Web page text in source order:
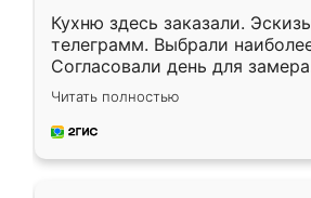
Кухню здесь заказали.
телеграмм. Выбрали
Согласовали день для
недели кухня была уже
довольны работой. Спасибо
мебель за качественную
Читать полностью